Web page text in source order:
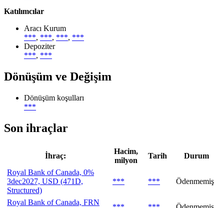
Katılımcılar
Aracı Kurum
***, ***, ***, ***
Depoziter
***, ***
Dönüşüm ve Değişim
Dönüşüm koşulları
***
Son ihraçlar
İhraç:
Hacim,
milyon
Tarih
Durum
Royal Bank of Canada, 0%
3dec2027, USD (471D,
Structured)
*** *** Ödenmemiş
Royal Bank of Canada, FRN